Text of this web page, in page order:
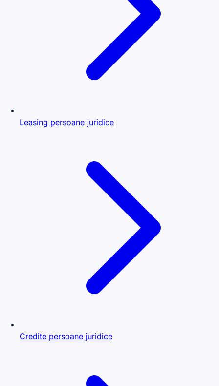
Leasing persoane juridice
Credite persoane juridice